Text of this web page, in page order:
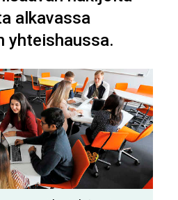
alkavassa
yhteishaussa.